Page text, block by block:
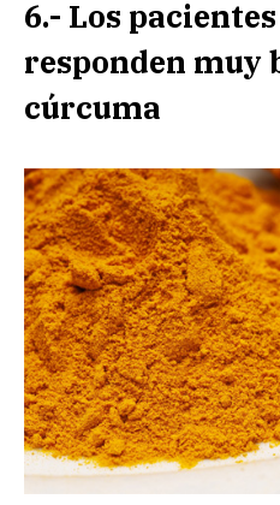
6.- Los
responden muy
cúrcuma